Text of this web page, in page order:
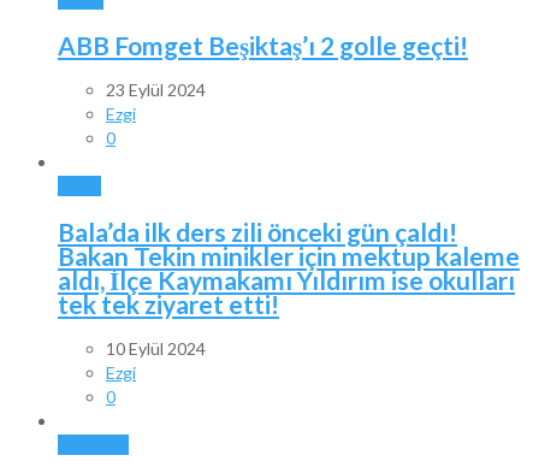
ABB Fomget Beşiktaş’ı 2 golle geçti!
23 Eylül 2024
Ezgi
0
Bala’da ilk ders zili önceki gün çaldı!
Bakan Tekin minikler için mektup kaleme
aldı, İlçe Kaymakamı Yıldırım ise okulları
tek tek ziyaret etti!
10 Eylül 2024
Ezgi
0